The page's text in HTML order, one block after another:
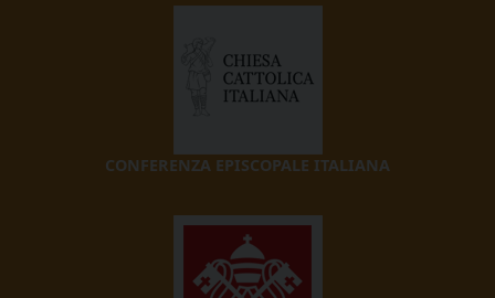
CONFERENZA EPISCOPALE ITALIANA